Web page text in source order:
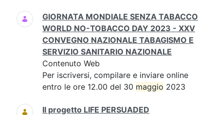
GIORNATA MONDIALE SENZA TABACCO
WORLD NO-TOBACCO DAY 2023 - XXV
CONVEGNO NAZIONALE TABAGISMO E
SERVIZIO SANITARIO NAZIONALE
Contenuto Web
Per iscriversi, compilare e inviare online
entro le ore 12.00 del 30 maggio 2023
Il progetto LIFE PERSUADED